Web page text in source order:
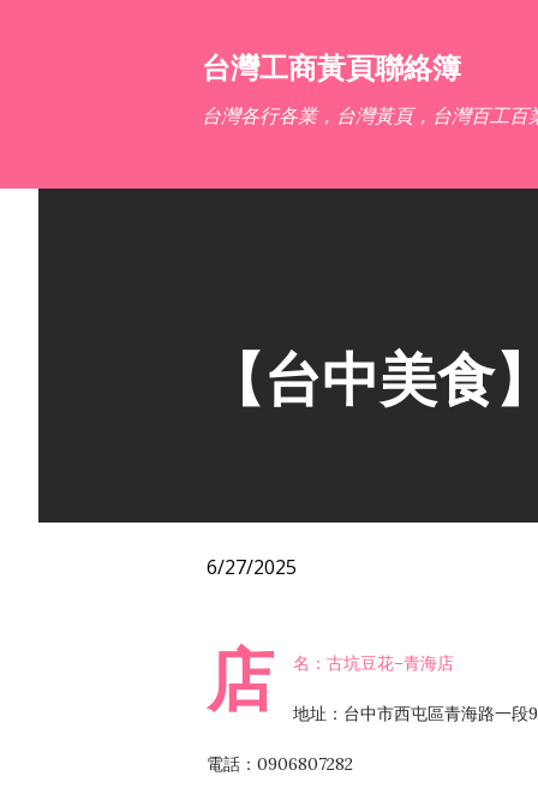
台灣工商黃頁聯絡簿
台灣各行各業，台灣黃頁，台灣百工百
【台中美食
6/27/2025
店 名：古坑豆花–青海店
地址：台中市西屯區青海路一段
電話：0906807282